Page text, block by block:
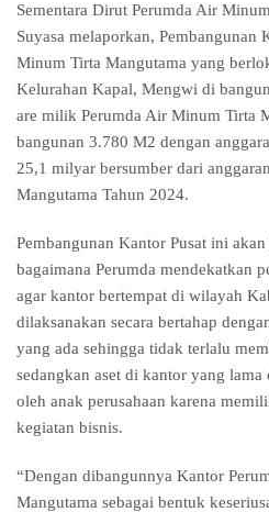
Sementara Dirut Perumda Air
Suyasa melaporkan, Pembangunan
Minum Tirta Mangutama yang
Kelurahan Kapal, Mengwi di
are milik Perumda Air Minum Tirta
bangunan 3.780 M2 dengan
25,1 milyar bersumber dari
Mangutama Tahun 2024.
Pembangunan Kantor Pusat ini
bagaimana Perumda mendekatkan
agar kantor bertempat di wilayah
dilaksanakan secara bertahap
yang ada sehingga tidak terlalu
sedangkan aset di kantor yang
oleh anak perusahaan karena
kegiatan bisnis.
“Dengan dibangunnya Kantor
Mangutama sebagai bentuk